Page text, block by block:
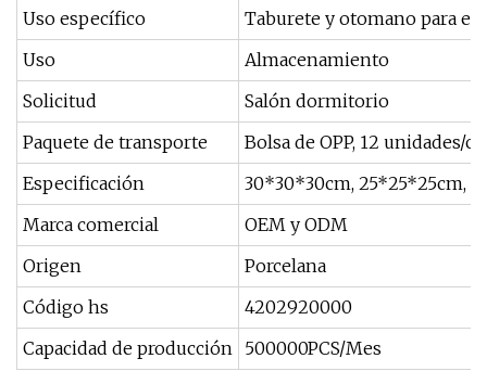
Uso específico
Taburete y otomano para el
Uso
Almacenamiento
Solicitud
Salón dormitorio
Paquete de transporte
Bolsa de OPP, 12 unidades/
Especificación
30*30*30cm, 25*25*25cm,
Marca comercial
OEM y ODM
Origen
Porcelana
Código hs
4202920000
Capacidad de producción 500000PCS/Mes